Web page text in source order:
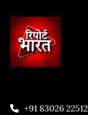
+91 83026 22512